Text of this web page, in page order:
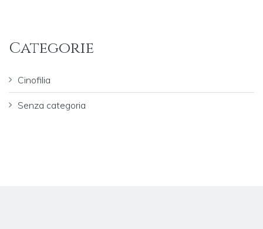
Categorie
Cinofilia
Senza categoria